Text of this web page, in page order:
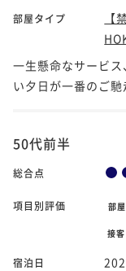
部屋タイプ
【
一生懸命なサービ
い夕日が一番のご馳
50代前半
総合点
項目別評価 部屋
接
宿泊日